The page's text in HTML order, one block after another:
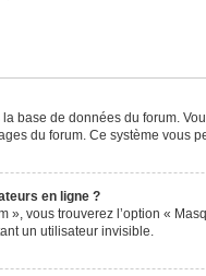
base de données du forum.
du forum. Ce système vous
en ligne ?
», vous trouverez l’option «
un utilisateur invisible.